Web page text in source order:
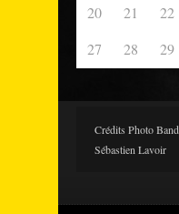
20
21 22
27
28 29
Crédits Photo
Sébastien Lavoir